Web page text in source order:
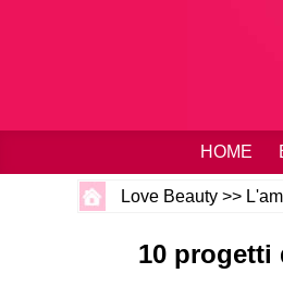
HOME
Love Beauty >>
10 progetti